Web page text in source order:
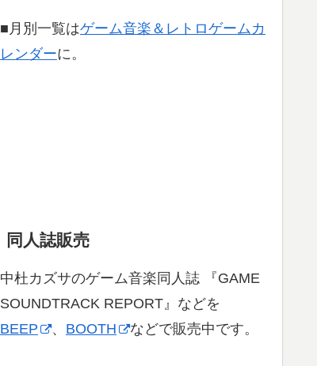
■月別一覧はゲーム音楽＆レトロゲームカ
レンダーに。
同人誌販売
中杜カズサのゲーム音楽同人誌 『GAME
SOUNDTRACK REPORT』などを
BEEP
、 BOOTH などで販売中です。